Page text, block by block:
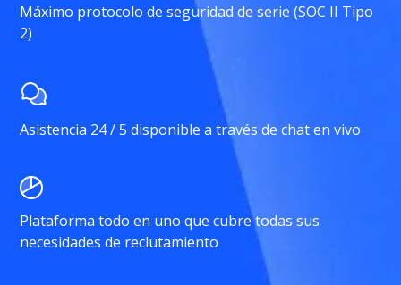
Máximo protocolo de seguridad de serie (SOC II Tipo
2)
Asistencia 24 / 5 disponible a través de chat en vivo
Plataforma todo en uno que cubre todas sus
necesidades de reclutamiento